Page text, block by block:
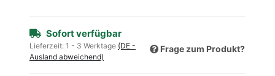
Sofort verfügbar
Lieferzeit: 1 - 3 Werktage (DE -
Ausland abweichend)
Frage zum Produkt?